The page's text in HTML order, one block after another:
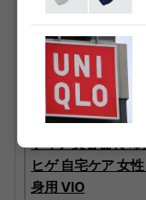
【35%OFFクー
円+エントリーで
新発売＞ Ulike 公
2026年モデル ユ
ァイア美容器 冷却
ヒゲ 自宅ケア 女
身用 VIO